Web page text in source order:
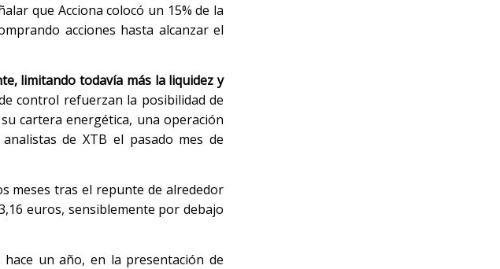
que Acciona colocó un 15% de la
acciones hasta alcanzar el
limitando todavía más la liquidez y
control refuerzan la posibilidad de
cartera energética, una operación
de XTB el pasado mes de
meses tras el repunte de alrededor
euros, sensiblemente por debajo
un año, en la presentación de